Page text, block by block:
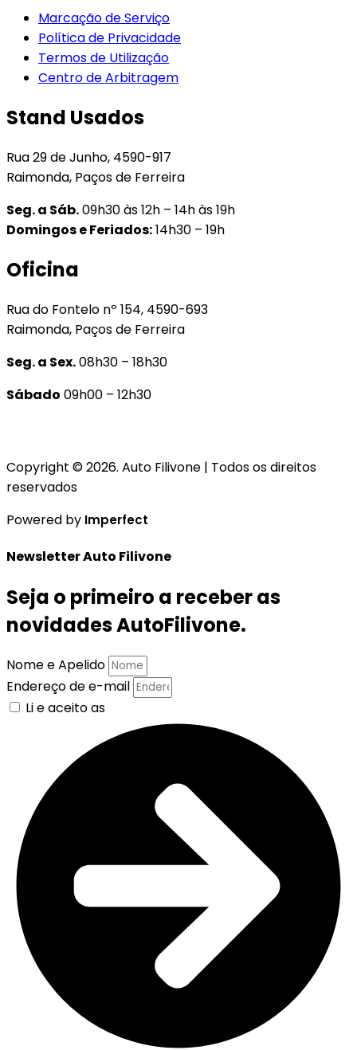
Marcação de Serviço
Política de Privacidade
Termos de Utilização
Centro de Arbitragem
Stand Usados
Rua 29 de Junho, 4590-917
Raimonda, Paços de Ferreira
Seg. a Sáb.09h30 às 12h – 14h às 19h
Domingos e Feriados:14h30 – 19h
Oficina
Rua do Fontelo nº 154, 4590-693
Raimonda, Paços de Ferreira
Seg. a Sex.08h30 – 18h30
Sábado 09h00 – 12h30
Copyright © 2026. Auto Filivone | Todos os direitos
reservados
Powered by Imperfect
Newsletter Auto Filivone
Seja o primeiro a receber as
novidades AutoFilivone.
Nome e Apelido
Endereço de e-mail
Li e aceito as